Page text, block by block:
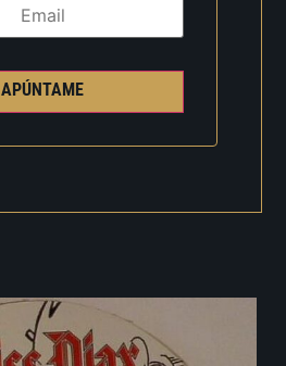
APÚNTAME